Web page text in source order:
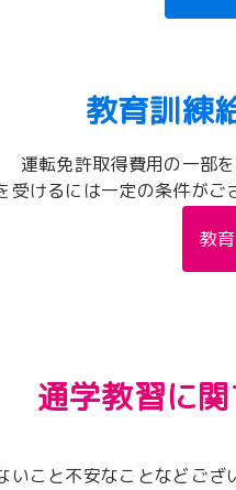
教育訓練
運転免許取得費用の一部
受けるには一定の条件がご
教
通学教習に
いこと不安なことなどござ